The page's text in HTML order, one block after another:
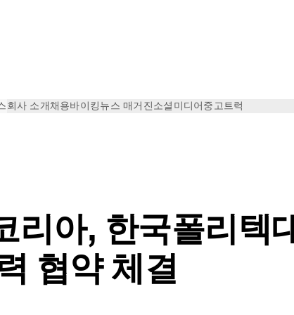
회사 소개채용바이킹뉴스 매거진소셜미디어중고트럭
리아, 한국폴리텍
협약 체결